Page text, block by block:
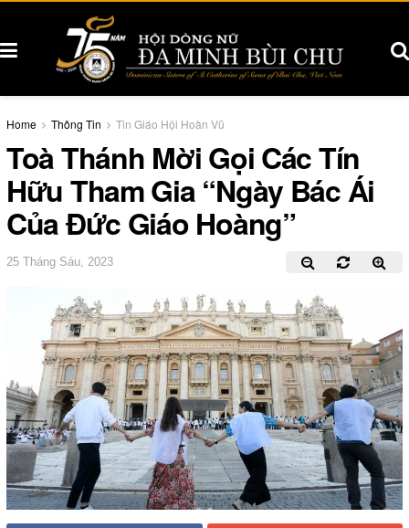
Home Thông Tin Tin Giáo Hội Hoàn Vũ
Toà Thánh Mời Gọi Các Tín
Hữu Tham Gia “Ngày Bác Ái
Của Đức Giáo Hoàng”
25 Tháng Sáu, 2023